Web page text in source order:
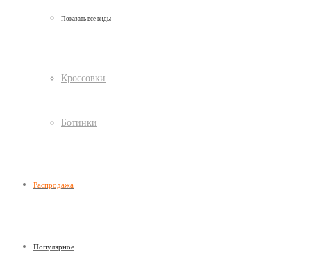
Показать все виды
Кроссовки
Ботинки
Распродажа
Популярное